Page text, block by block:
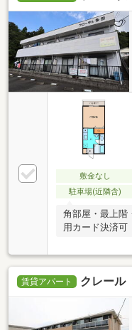
敷金なし
駐車場(近隣含)
角部屋・最上階
用カード決済可
賃貸アパート クレール